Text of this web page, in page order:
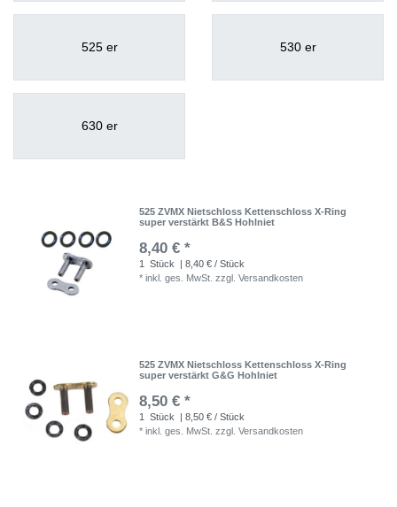
525 er 530 er
630 er
525 ZVMX Nietschloss Kettenschloss X-Ring
super verstärkt B&S Hohlniet
8,40 € *
1 Stück
| 8,40 € / Stück
*inkl. ges. MwSt. zzgl.Versandkosten
525 ZVMX Nietschloss Kettenschloss X-Ring
super verstärkt G&G Hohlniet
8,50 € *
1 Stück
| 8,50 € / Stück
*inkl. ges. MwSt. zzgl.Versandkosten